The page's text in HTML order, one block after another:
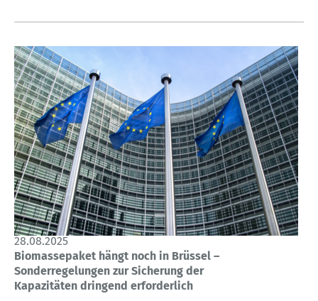
28.08.2025
Biomassepaket hängt noch in Brüssel –
Sonderregelungen zur Sicherung der
Kapazitäten dringend erforderlich